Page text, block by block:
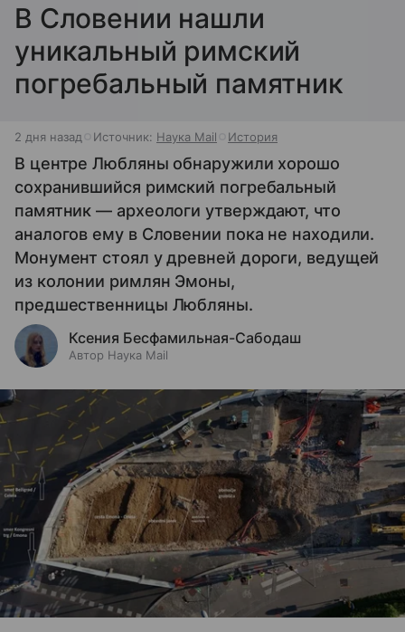
В Словении нашли
уникальный римский
погребальный памятник
2 дня назад Источник: Наука Mail История
В центре Любляны обнаружили хорошо
сохранившийся римский погребальный
памятник — археологи утверждают, что
аналогов ему в Словении пока не находили.
Монумент стоял у древней дороги, ведущей
из колонии римлян Эмоны,
предшественницы Любляны.
Ксения Бесфамильная-Сабодаш
Автор Наука Mail